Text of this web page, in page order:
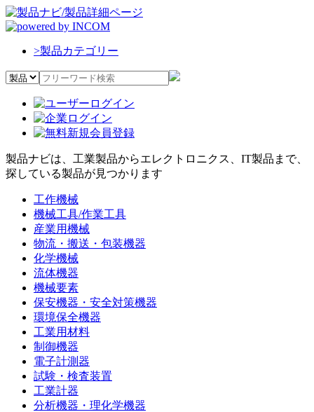
>製品カテゴリー
製品ナビは、工業製品からエレクトロニクス、IT製品まで、
探している製品が見つかります
工作機械
機械工具/作業工具
産業用機械
物流・搬送・包装機器
化学機械
流体機器
機械要素
保安機器・安全対策機器
環境保全機器
工業用材料
制御機器
電子計測器
試験・検査装置
工業計器
分析機器・理化学機器